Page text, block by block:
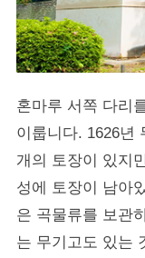
혼마루 서쪽 다리
이룹니다. 1626년
개의 토장이 있지
성에 토장이 남아
은 곡물류를 보관
는 무기고도 있는